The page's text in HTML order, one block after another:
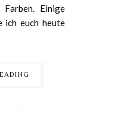
Einige
ich euch heute